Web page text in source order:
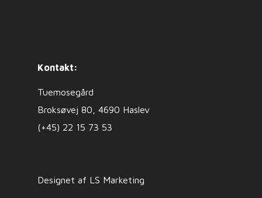
Kontakt:
Tuemosegård
Broksøvej 80, 4690 Haslev
(+45) 22 15 73 53
Designet af LS Marketing